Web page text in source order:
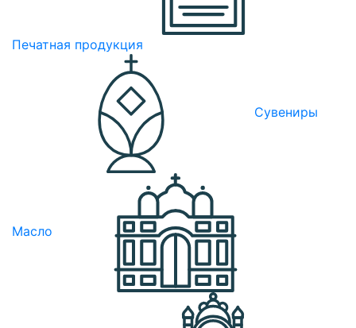
Печатная продукция
Сувениры
Масло